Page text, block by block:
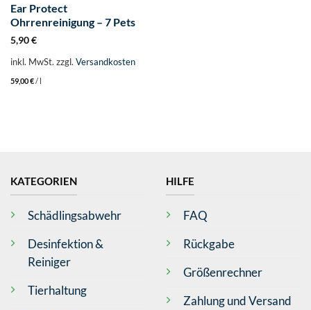
Ear Protect
Ohrrenreinigung – 7 Pets
5,90€
inkl. MwSt. zzgl. Versandkosten
59,00€/ l
KATEGORIEN
Schädlingsabwehr
Desinfektion &
Reiniger
Tierhaltung
HILFE
FAQ
Rückgabe
Größenrechner
Zahlung und Versand